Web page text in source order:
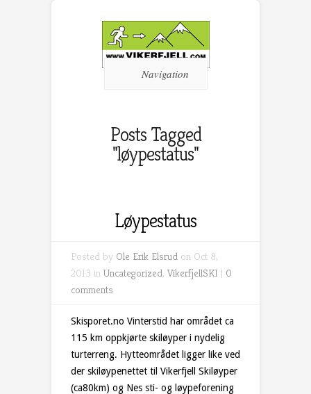
Navigation
Posts Tagged
"løypestatus"
Løypestatus
Posted by Ole Erik Elsrud on Oct 8,
2013 in Uncategorized, VikerfjellSKI | 0
comments
Skisporet.no Vinterstid har området ca
115 km oppkjørte skiløyper i nydelig
turterreng. Hytteområdet ligger like ved
der skiløypenettet til Vikerfjell Skiløyper
(ca80km) og Nes sti- og løypeforening